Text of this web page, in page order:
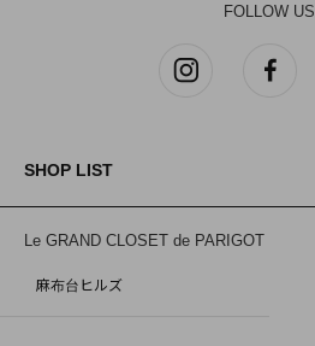
FOLLOW US
SHOP LIST
Le GRAND CLOSET de PARIGOT
麻布台ヒルズ